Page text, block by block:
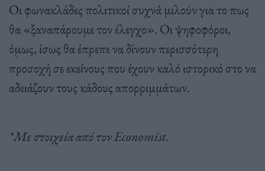
Οι φωνακλάδες πολιτικοί συχνά μιλούν για το πως
θα «ξαναπάρουμε τον έλεγχο». Οι ψηφοφόροι,
όμως, ίσως θα έπρεπε να δίνουν περισσότερη
προσοχή σε εκείνους που έχουν καλό ιστορικό στο να
αδειάζουν τους κάδους απορριμμάτων.
*Με στοιχεία από τον Εconomist.